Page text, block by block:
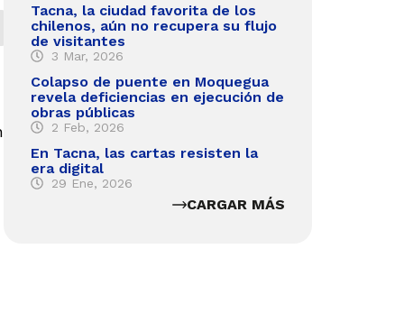
Tacna, la ciudad favorita de los
chilenos, aún no recupera su flujo
de visitantes
3 Mar, 2026
Colapso de puente en Moquegua
revela deficiencias en ejecución de
obras públicas
2 Feb, 2026
En Tacna, las cartas resisten la
era digital
29 Ene, 2026
CARGAR MÁS